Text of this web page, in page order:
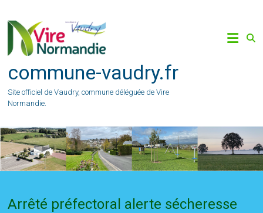
content
commune-vaudry.fr
Site officiel de Vaudry, commune déléguée de Vire
Normandie.
Arrêté préfectoral alerte sécheresse